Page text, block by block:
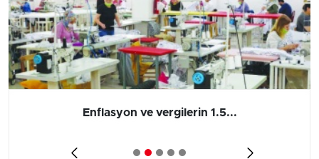
Enflasyon ve vergilerin 1.5...